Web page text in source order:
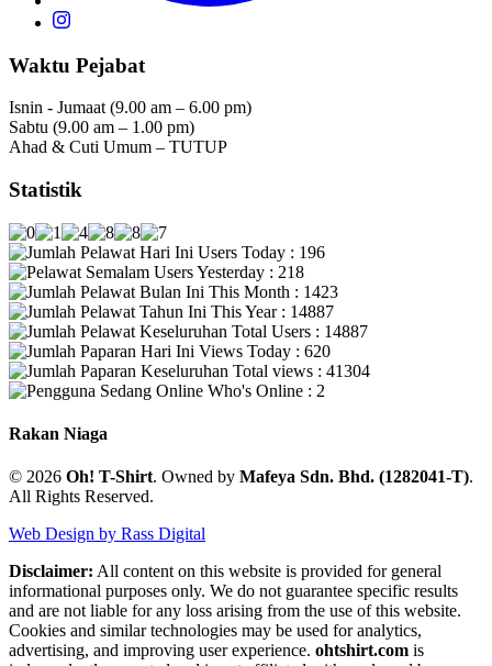
Waktu Pejabat
Isnin - Jumaat (9.00 am – 6.00 pm)
Sabtu (9.00 am – 1.00 pm)
Ahad & Cuti Umum – TUTUP
Statistik
Users Today : 196
Users Yesterday : 218
This Month : 1423
This Year : 14887
Total Users : 14887
Views Today : 620
Total views : 41304
Who's Online : 2
Rakan Niaga
© 2026 Oh! T-Shirt. Owned by Mafeya Sdn. Bhd. (1282041-T).
All Rights Reserved.
Web Design by Rass Digital
Disclaimer: All content on this website is provided for general
informational purposes only. We do not guarantee specific results
and are not liable for any loss arising from the use of this website.
Cookies and similar technologies may be used for analytics,
advertising, and improving user experience. ohtshirt.com is